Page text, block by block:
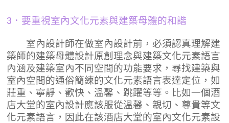
3．要重視室內文化元素與建築母體的和諧
室內設計師在做室內設計前，必須認真理解建
築師的建築母體設計原創理念與建築文化元素語言
內涵及建築室內不同空間的功能要求，尋找建築與
室內空間的通俗簡練的文化元素語言表達定位，如
莊重、寧靜、歡快、溫馨、跳躍等等。比如一個酒
店大堂的室內設計應該服從溫馨、親切、尊貴等文
化元素語言，因此在該酒店大堂的室內文化元素設